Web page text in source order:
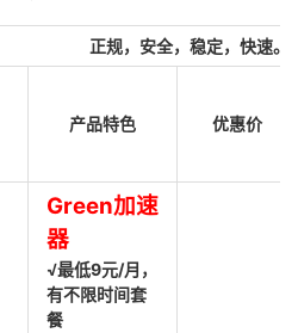
正规，安全，稳定，快速。
产品特色 优惠价
Green加速
器
√最低9元/月，
有不限时间套
餐